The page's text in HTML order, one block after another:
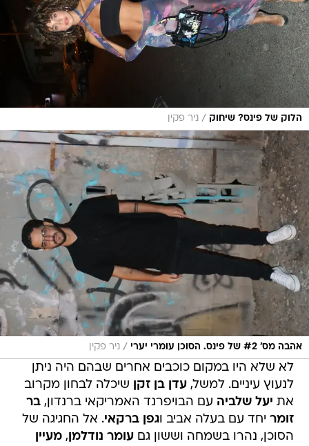
הלוק של פינס? שיחוק / ניר פקין
אהבה מס' #2 של פינס. הסוכן עומרי יערי / ניר פקין
לא שלא היו במקום כוכבים אחרים שבהם היה ניתן
לנעוץ עיניים. למשל,עדן בן זקן
שיכלה לבחון מקרוב
את יעל שלביה עם הבויפרנד האמריקאי ברנדון,בר
זומר יחד עם בעלה אביב וגפן ברקאי. אל החגיגה של
הסוכן, נהרו בשמחה וששון גםעומר נודלמן ,מעיין